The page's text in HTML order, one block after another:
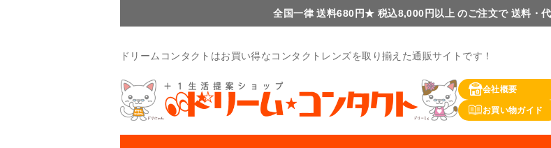
全国一律 送料680円★ 税込8,000円以上 のご注文で 送料・代
ドリームコンタクトはお買い得なコンタクトレンズを取り揃えた通販サイトです！
会社概要
お買い物ガイド